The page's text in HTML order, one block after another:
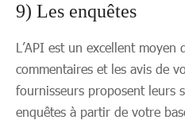
9) Les enquêtes
L’API est un excellent
commentaires et les avis de
fournisseurs proposent leurs
enquêtes à partir de votre